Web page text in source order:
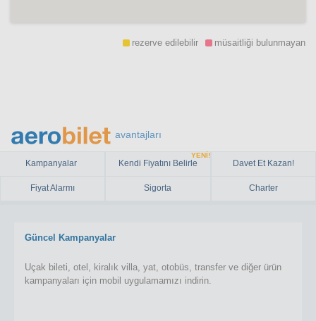
rezerve edilebilir müsaitliği bulunmayan
avantajları
Kampanyalar Kendi Fiyatını Belirle
YENİ!
Davet Et Kazan!
Fiyat Alarmı Sigorta Charter
Güncel Kampanyalar
Uçak bileti, otel, kiralık villa, yat, otobüs, transfer ve diğer ürün
kampanyaları için mobil uygulamamızı indirin.